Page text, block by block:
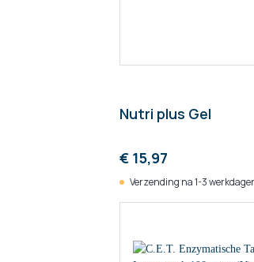
Nutri plus Gel
€ 15,97
Verzending na 1-3